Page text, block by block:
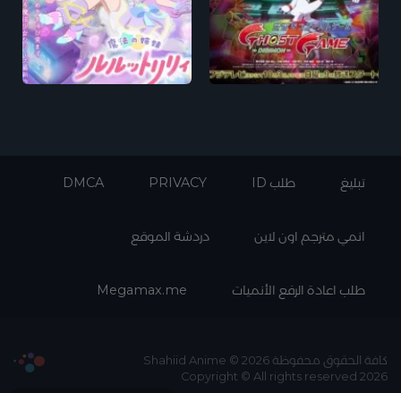
تبليغ طلب ID PRIVACY
DMCA
انمي مترجم اون لاين دردشة الموقع
طلب اعادة الرفع الأنميات Megamax.me
كافة الحقوق محفوظة Shahiid Anime © 2026
Copyright © All rights reserved 2026